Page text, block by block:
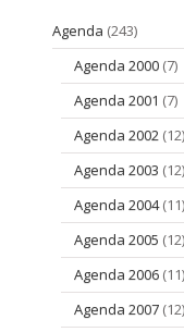
Agenda (243)
Agenda 2000 (7)
Agenda 2001 (7)
Agenda 2002 (12)
Agenda 2003 (12)
Agenda 2004(11)
Agenda 2005 (12)
Agenda 2006 (11)
Agenda 2007 (12)